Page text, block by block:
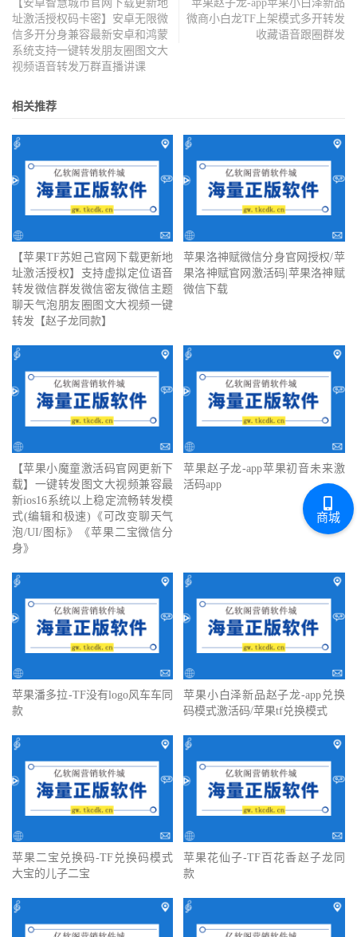
【安卓智慧城市官网下载更新地
址激活授权码卡密】安卓无限微
信多开分身兼容最新安卓和鸿蒙
系统支持一键转发朋友圈图文大
视频语音转发万群直播讲课
苹果赵子龙-app苹果小白泽新品
微商小白龙TF上架模式多开转发
收藏语音跟圈群发
相关推荐
【苹果TF苏妲己官网下载更新地
址激活授权】支持虚拟定位语音
转发微信群发微信密友微信主题
聊天气泡朋友圈图文大视频一键
转发【赵子龙同款】
苹果洛神赋微信分身官网授权/苹
果洛神赋官网激活码|苹果洛神赋
微信下载
【苹果小魔童激活码官网更新下
载】一键转发图文大视频兼容最
新ios16系统以上稳定流畅转发模
式(编辑和极速)《可改变聊天气
泡/UI/图标》《苹果二宝微信分
身》
苹果赵子龙-app苹果初音未来激
活码app
苹果潘多拉-TF没有logo风车车同
款
苹果小白泽新品赵子龙-app兑换
码模式激活码/苹果tf兑换模式
苹果二宝兑换码-TF兑换码模式
大宝的儿子二宝
苹果花仙子-TF百花香赵子龙同
款
商城